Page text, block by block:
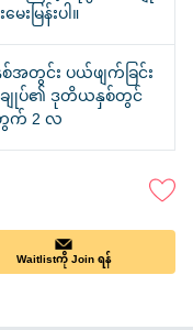
းမြန်းပါ။
အတွင်း ပယ်ဖျက်ခြင်း
ျုပ်၏ ဒုတိယနှစ်တွင်
က် 2 လ
Waitlistကို Join ရန်